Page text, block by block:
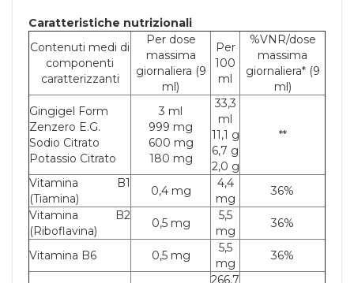
Caratteristiche nutrizionali
Contenuti medi di
componenti
caratterizzanti
Per dose
massima
giornaliera (9
ml)
Per
100
ml
%VNR/dose
massima
giornaliera* (9
ml)
Gingigel Form
Zenzero E.G.
Sodio Citrato
Potassio Citrato
3 ml
999 mg
600 mg
180 mg
33,3
ml
11,1 g
6,7 g
2,0 g
**
Vitamina B1
(Tiamina)
0,4 mg
4,4
mg
36%
Vitamina B2
(Riboflavina)
0,5 mg
5,5
mg
36%
Vitamina B6 0,5 mg
5,5
mg
36%
266,7